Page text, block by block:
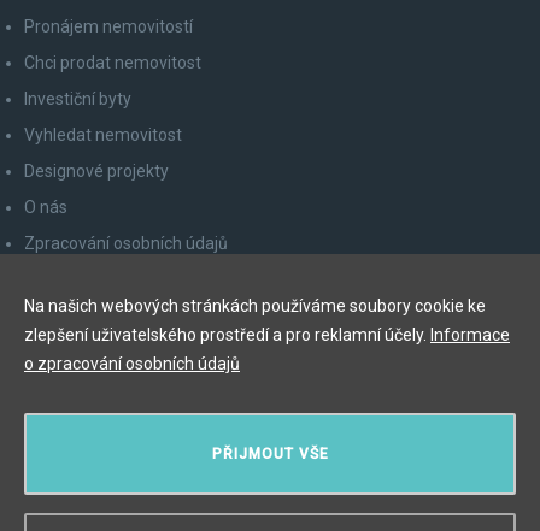
Pronájem nemovitostí
Chci prodat nemovitost
Investiční byty
Vyhledat nemovitost
Designové projekty
O nás
Zpracování osobních údajů
Odhlášení z newsletteru
Myslíková 245/3, 110 00 Praha 1
PŘIJMOUT VŠE
Na našich webových stránkách používáme soubory cookie ke
zlepšení uživatelského prostředí a pro reklamní účely. Informace
o zpracování osobních údajů